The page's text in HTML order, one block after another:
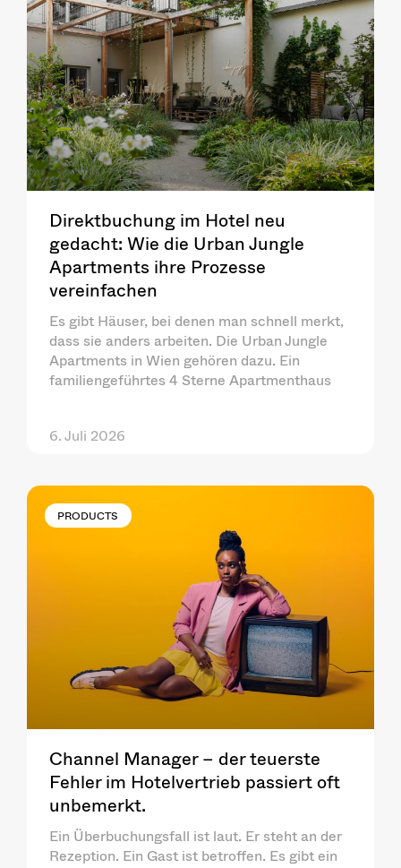
Direktbuchung im Hotel neu
gedacht: Wie die Urban Jungle
Apartments ihre Prozesse
vereinfachen
Es gibt Häuser, bei denen man schnell merkt,
dass sie anders arbeiten. Die Urban Jungle
Apartments in Wien gehören dazu. Ein
familiengeführtes 4 Sterne Apartmenthaus
6. Juli 2026
PRODUCTS
Channel Manager – der teuerste
Fehler im Hotelvertrieb passiert oft
unbemerkt.
Ein Überbuchungsfall ist laut. Er steht an der
Rezeption. Ein Gast ist betroffen. Es gibt ein